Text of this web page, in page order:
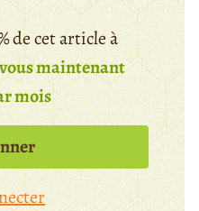
de cet article à
maintenant
mois